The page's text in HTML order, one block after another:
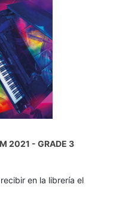
2021 - GRADE 3
en la librería el